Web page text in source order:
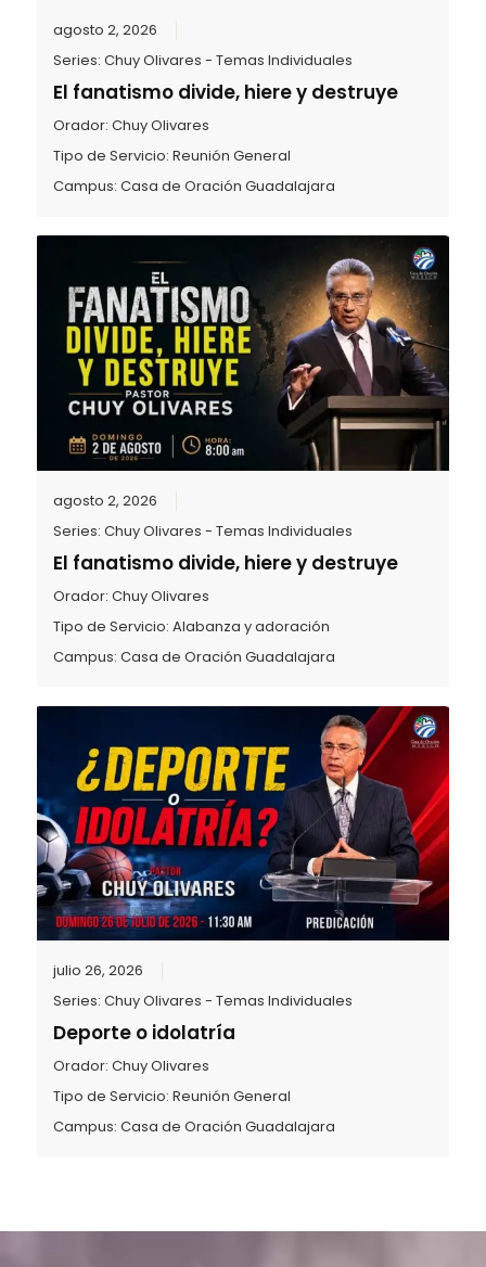
agosto 2, 2026
Series:Chuy Olivares - Temas Individuales
El fanatismo divide, hiere y destruye
Orador:Chuy Olivares
Tipo de Servicio:Reunión General
Campus:Casa de Oración Guadalajara
agosto 2, 2026
Series:Chuy Olivares - Temas Individuales
El fanatismo divide, hiere y destruye
Orador:Chuy Olivares
Tipo de Servicio:Alabanza y adoración
Campus:Casa de Oración Guadalajara
julio 26, 2026
Series:Chuy Olivares - Temas Individuales
Deporte o idolatría
Orador:Chuy Olivares
Tipo de Servicio:Reunión General
Campus:Casa de Oración Guadalajara